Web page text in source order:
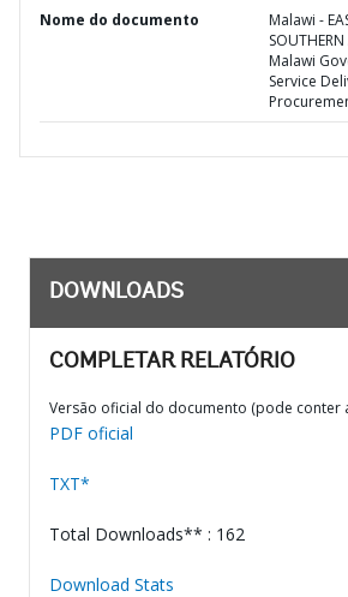
Nome do documento
Malawi -
Malawi
Service
DOWNLOADS
COMPLETAR RELATÓRIO
Versão oficial do documento (pode conter
PDF oficial
TXT*
Total Downloads** : 162
Download Stats